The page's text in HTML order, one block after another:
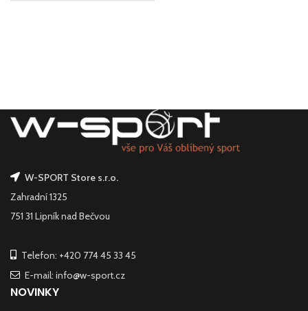
W-SPORT Store s.r.o.
Zahradní 1325
751 31 Lipník nad Bečvou
Telefon: +420 774 45 33 45
E-mail: info@w-sport.cz
NOVINKY